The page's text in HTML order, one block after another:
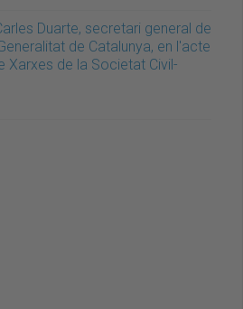
Duarte, secretari general de
de Catalunya, en l'acte
Xarxes de la Societat Civil-